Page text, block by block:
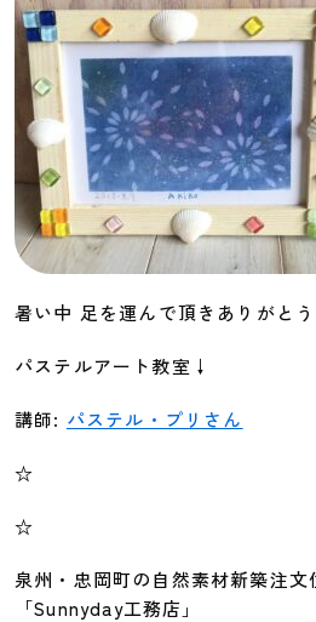
暑い中 足を運んで頂きありがと
パステルアート教室↓
講師: パステル・プリさん
☆
☆
泉州・忠岡町の自然素材新築注文
「Sunnyday工務店」